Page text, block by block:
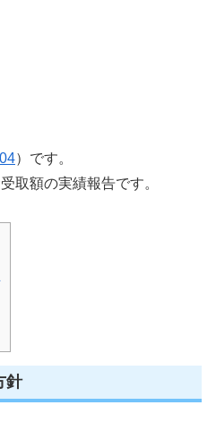
）です。
取額の実績報告です。
針